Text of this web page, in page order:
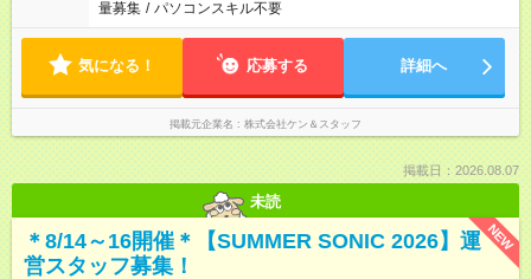
量募集 / パソコンスキル不要
気になる！ 応募する 詳細へ
掲載元企業名 株式会社ケン＆スタッフ
掲載日：2026.08.07
未読
NEW
＊8/14～16開催＊【SUMMER SONIC 2026】運
営スタッフ募集！